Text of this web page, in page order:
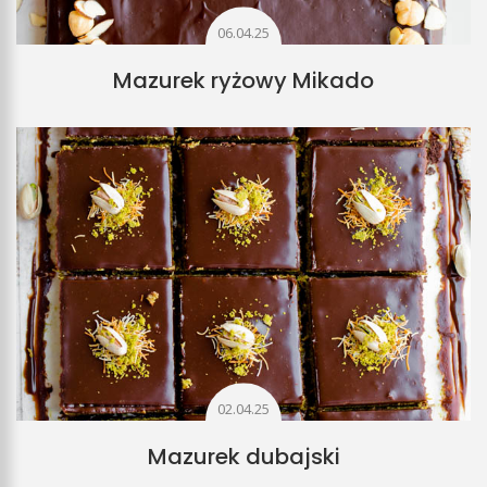
06.04.25
Mazurek ryżowy Mikado
02.04.25
Mazurek dubajski